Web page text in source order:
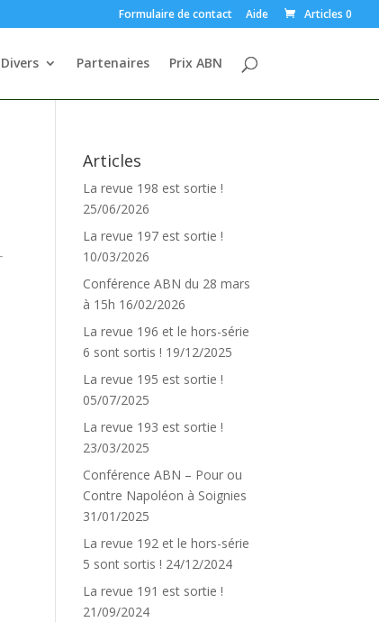
Formulaire de contact Aide Articles 0
Divers Partenaires Prix ABN
Articles
La revue 198 est sortie !
25/06/2026
La revue 197 est sortie !
10/03/2026
Conférence ABN du 28 mars
à 15h 16/02/2026
La revue 196 et le hors-série
6 sont sortis ! 19/12/2025
La revue 195 est sortie !
05/07/2025
La revue 193 est sortie !
23/03/2025
Conférence ABN – Pour ou
Contre Napoléon à Soignies
31/01/2025
La revue 192 et le hors-série
5 sont sortis ! 24/12/2024
La revue 191 est sortie !
21/09/2024